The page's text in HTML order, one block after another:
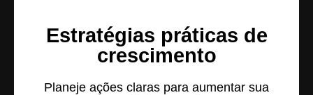
Estratégias práticas de
crescimento
Planeje ações claras para aumentar sua